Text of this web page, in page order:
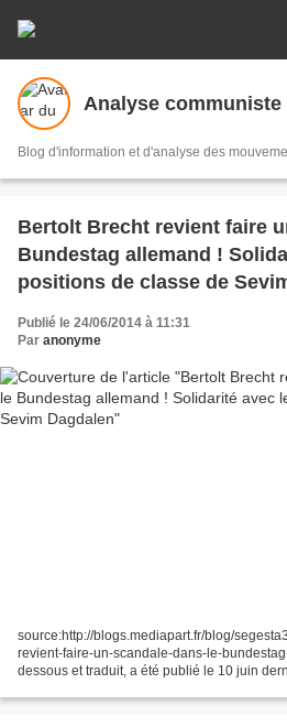
Analyse
Blog d'information et d'analyse des
Bertolt Brecht revient faire
Bundestag allemand !
positions de classe de
Publié le 24/06/2014 à 11:31
Par anonyme
source:http://blogs.mediapart.fr/blog/
revient-faire-un-scandale-dans-le-
dessous et traduit, a été publié le 10 juin